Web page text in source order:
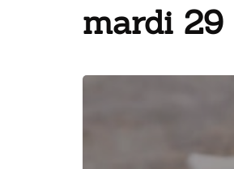
mardi 29